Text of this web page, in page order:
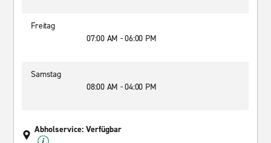
Freitag
07:00 AM - 06:00 PM
Samstag
08:00 AM - 04:00 PM
Abholservice: Verfügbar